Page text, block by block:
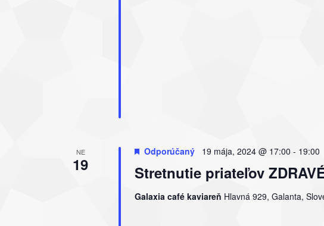
NE
19 Stretnutie priateľov
Odporúčaný 19 mája, 2024 @ 17:00 - 19:00
Galaxia café kaviareň Hlavná 929, Galanta,